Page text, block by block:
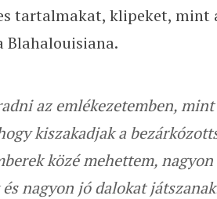
tartalmakat, klipeket, mint
Blahalouisiana.
az emlékezetemben,
kiszakadjak a
közé mehettem, nagyon
nagyon jó dalokat